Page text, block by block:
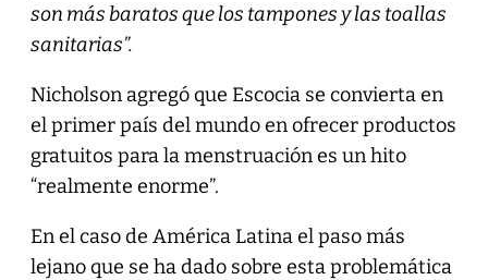
son más baratos que los tampones y las toallas
sanitarias”.
Nicholson agregó que Escocia se convierta en
el primer país del mundo en ofrecer productos
gratuitos para la menstruación es un hito
“realmente enorme”.
En el caso de América Latina el paso más
lejano que se ha dado sobre esta problemática